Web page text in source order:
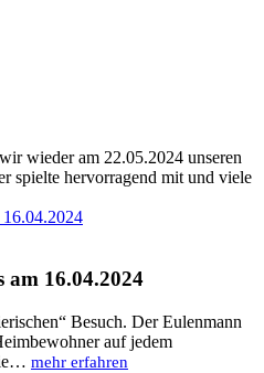
wieder am 22.05.2024 unseren
spielte hervorragend mit und viele
am 16.04.2024
Besuch. Der Eulenmann
auf jedem
mehr erfahren